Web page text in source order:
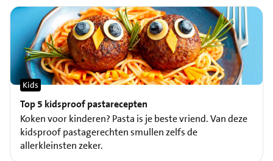
Top 5 kidsproof pastarecepten
Kids
Koken voor kinderen? Pasta is je beste vriend. Van deze
kidsproof pastagerechten smullen zelfs de
allerkleinsten zeker.